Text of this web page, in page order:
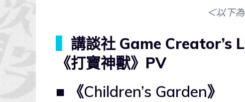
＜以下
講談社 Game Creator’s
《打寶神獸》PV
■ 《Children’s Garden》